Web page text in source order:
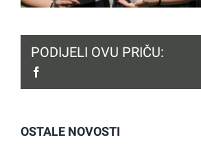
PODIJELI OVU PRIČU:
OSTALE NOVOSTI